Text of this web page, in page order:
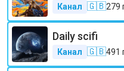
Канал 🇬🇧279
Daily scifi
Канал 🇬🇧491